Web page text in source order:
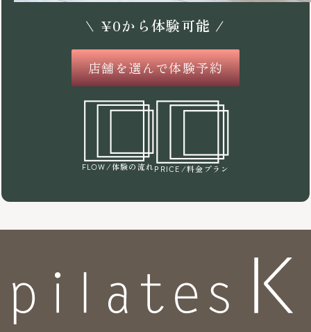
\ ¥0から体験可能 /
店舗を選んで体験予約
FLOW /体験の流れPRICE /料金プラン